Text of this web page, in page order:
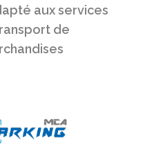
aux services
de